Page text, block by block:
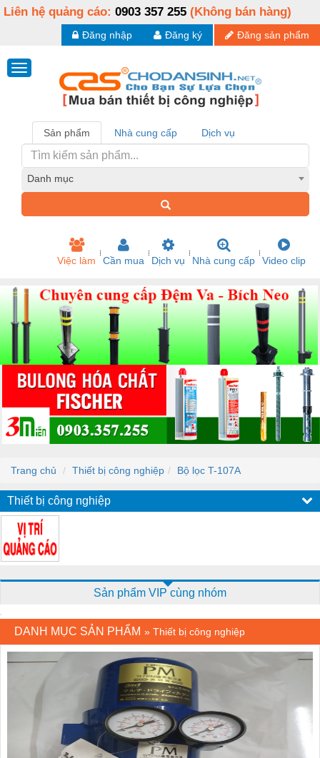
Liên hệ quảng cáo: 0903 357 255 (Không bán hàng)
Đăng sản phẩm
Đăng ký
Đăng nhập
Sản phẩm Nhà cung cấp Dịch vụ
Danh mục
Việc làm Cần mua Dịch vụ Nhà cung cấp Video clip
Trang chủ Thiết bị công nghiệp Bộ lọc T-107A
Thiết bị công nghiệp
Sản phẩm VIP cùng nhóm
DANH MỤC SẢN PHẨM » Thiết bị công nghiệp